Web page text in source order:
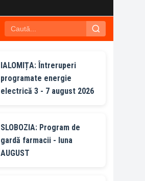
IALOMIȚA: Întreruperi
programate energie
electrică 3 - 7 august 2026
SLOBOZIA: Program de
gardă farmacii - luna
AUGUST